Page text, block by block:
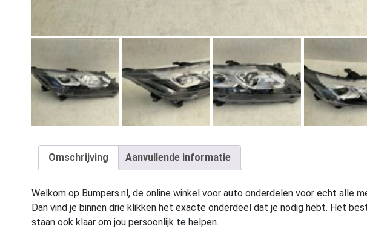
Omschrijving Aanvullende informatie
Welkom op Bumpers.nl, de online winkel voor auto onderdelen voor echt alle
Dan vind je binnen drie klikken het exacte onderdeel dat je nodig hebt. Het
staan ook klaar om jou persoonlijk te helpen.